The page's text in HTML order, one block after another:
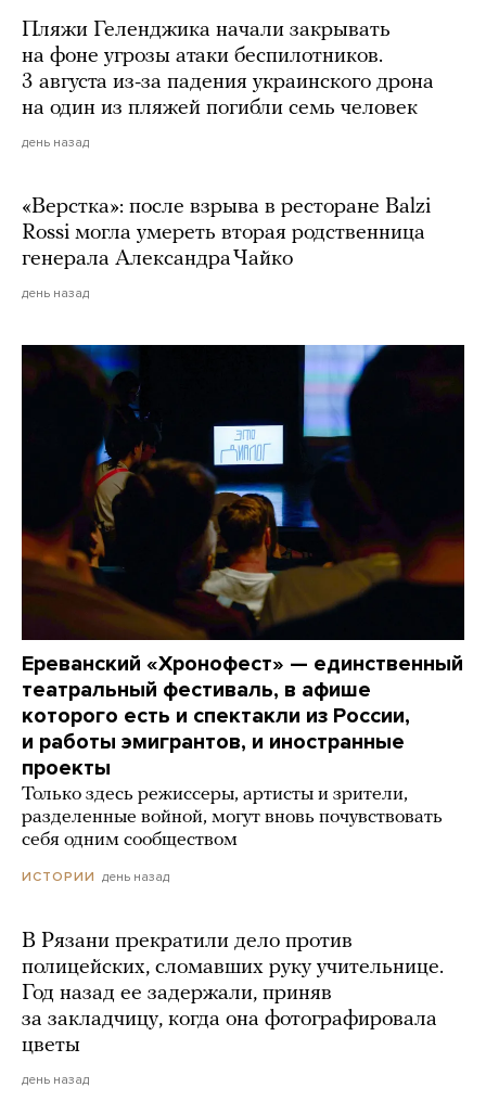
Пляжи Геленджика начали закрывать
на фоне угрозы атаки беспилотников.
3 августа из-за падения украинского дрона
на один из пляжей погибли семь человек
день назад
«Верстка»: после взрыва в ресторане Balzi
Rossi могла умереть вторая родственница
генерала Александра Чайко
день назад
Ереванский «Хронофест» — единственный
театральный фестиваль, в афише
которого есть и спектакли из России,
и работы эмигрантов, и иностранные
проекты
Только здесь режиссеры, артисты и зрители,
разделенные войной, могут вновь почувствовать
себя одним сообществом
ИСТОРИИ день назад
В Рязани прекратили дело против
полицейских, сломавших руку учительнице.
Год назад ее задержали, приняв
за закладчицу, когда она фотографировала
цветы
день назад